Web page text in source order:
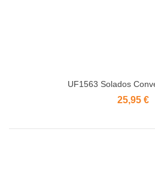
UF1563 Solados
25,95 €